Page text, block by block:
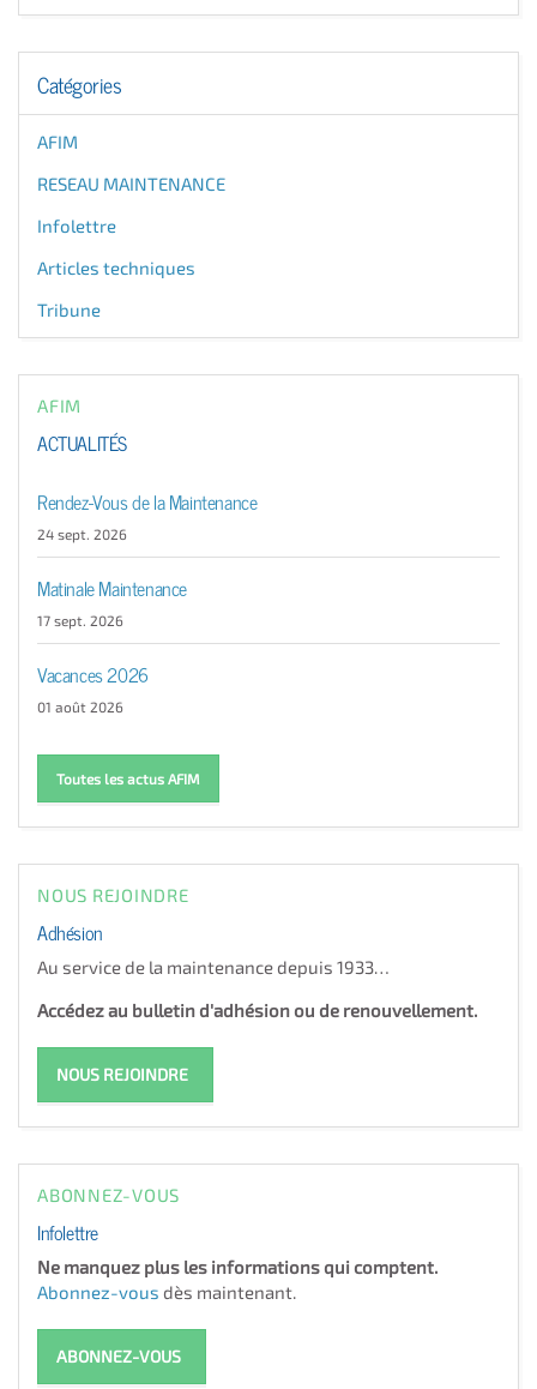
Catégories
AFIM
RESEAU MAINTENANCE
Infolettre
Articles techniques
Tribune
AFIM
ACTUALITÉS
Rendez-Vous de la Maintenance
24 sept. 2026
Matinale Maintenance
17 sept. 2026
Vacances 2026
01 août 2026
Toutes les actus AFIM
NOUS REJOINDRE
Adhésion
Au service de la maintenance depuis 1933…
Accédez au bulletin d'adhésion ou de renouvellement.
NOUS REJOINDRE
ABONNEZ-VOUS
Infolettre
Ne manquez plus les informations qui comptent.
Abonnez-vous dès maintenant.
ABONNEZ-VOUS